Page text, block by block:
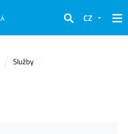
Hledat
CZ
Služby